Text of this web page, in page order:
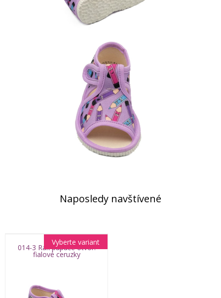
Naposledy navštívené
014-3 Rak papuče otvor.
fialové ceruzky
Vyberte variant